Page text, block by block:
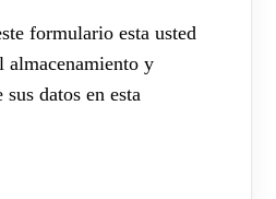
formulario esta usted
almacenamiento y
datos en esta